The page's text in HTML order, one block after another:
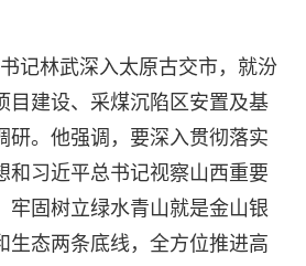
记林武深入太原古交市，就汾
目建设、采煤沉陷区安置及基
研。他强调，要深入贯彻落实
和习近平总书记视察山西重要
牢固树立绿水青山就是金山银
生态两条底线，全方位推进高